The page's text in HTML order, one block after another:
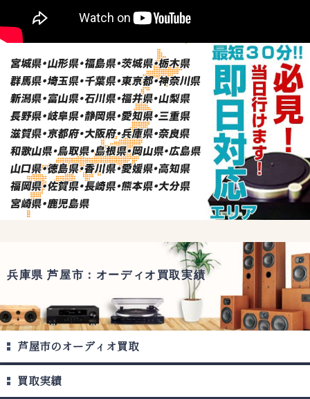
兵庫県 芦屋市：オーディオ買取実績
芦屋市のオーディオ買取
買取実績